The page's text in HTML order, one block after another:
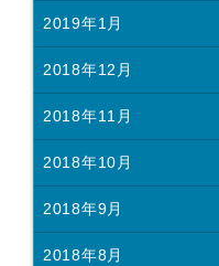
2019年1月
2018年12月
2018年11月
2018年10月
2018年9月
2018年8月